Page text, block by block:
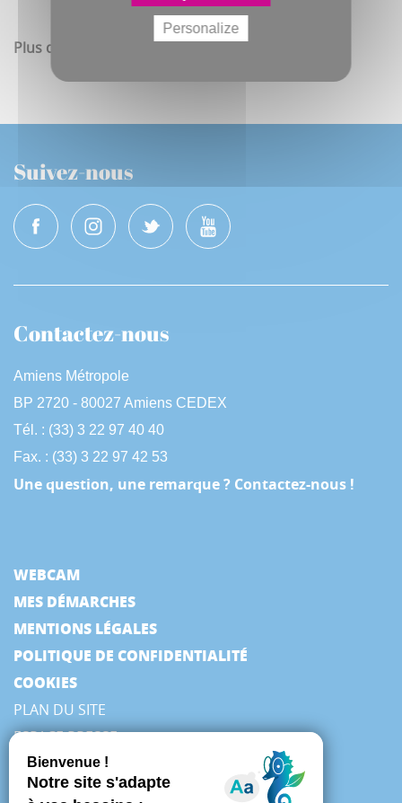
Plus d'infos sur amiens.fr/revisionPLU
Suivez-nous
Contactez-nous
Amiens Métropole
BP 2720 - 80027 Amiens CEDEX
Tél. : (33) 3 22 97 40 40
Fax. : (33) 3 22 97 42 53
Une question, une remarque ? Contactez-nous !
WEBCAM
MES DÉMARCHES
MENTIONS LÉGALES
POLITIQUE DE CONFIDENTIALITÉ
COOKIES
PLAN DU SITE
ESPACE PRESSE
Personalize